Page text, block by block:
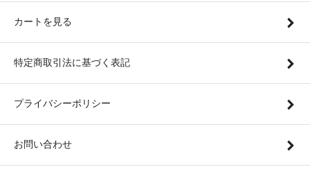
カートを見る
特定商取引法に基づく表記
プライバシーポリシー
お問い合わせ